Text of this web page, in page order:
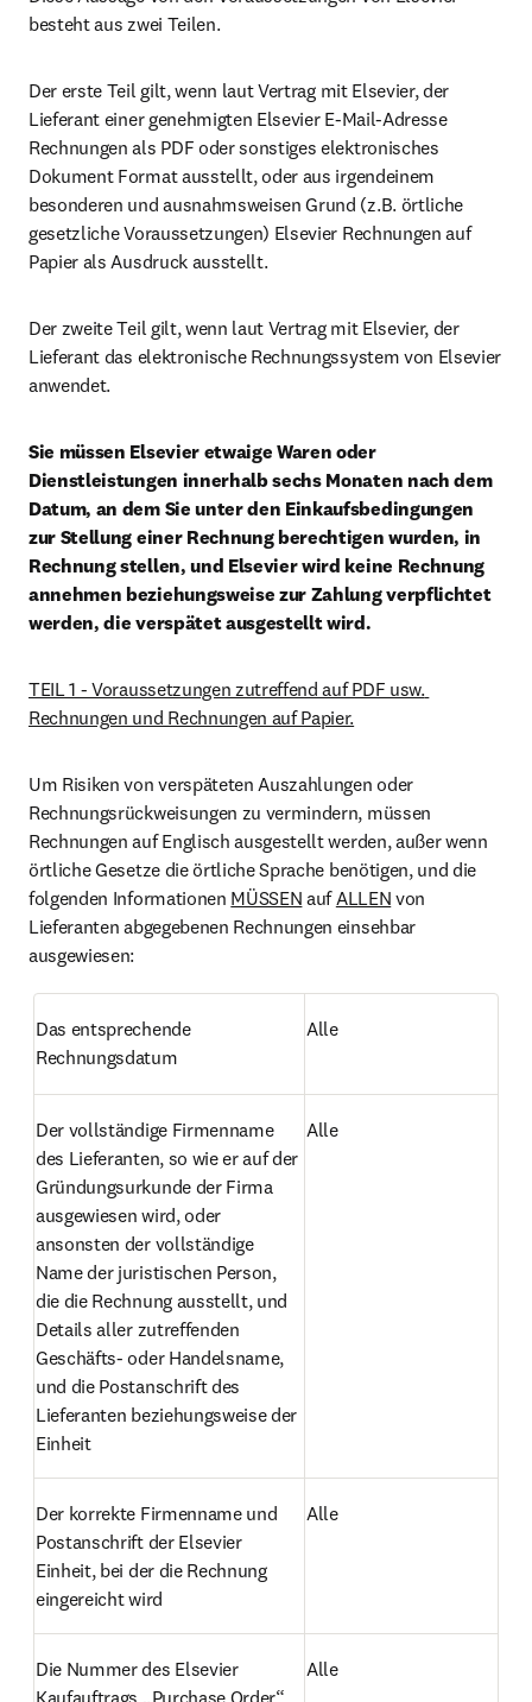
besteht aus zwei Teilen.
Der erste Teil gilt, wenn laut Vertrag mit Elsevier, der
Lieferant einer genehmigten Elsevier E-Mail-Adresse
Rechnungen als PDF oder sonstiges elektronisches
Dokument Format ausstellt, oder aus irgendeinem
besonderen und ausnahmsweisen Grund (z.B. örtliche
gesetzliche Voraussetzungen) Elsevier Rechnungen auf
Papier als Ausdruck ausstellt.
Der zweite Teil gilt, wenn laut Vertrag mit Elsevier, der
Lieferant das elektronische Rechnungssystem von Elsevier
anwendet.
Sie müssen Elsevier etwaige Waren oder
Dienstleistungen innerhalb sechs Monaten nach dem
Datum, an dem Sie unter den Einkaufsbedingungen
zur Stellung einer Rechnung berechtigen wurden, in
Rechnung stellen, und Elsevier wird keine Rechnung
annehmen beziehungsweise zur Zahlung verpflichtet
werden, die verspätet ausgestellt wird.
TEIL 1 - Voraussetzungen zutreffend auf PDF usw.
Rechnungen und Rechnungen auf Papier.
Um Risiken von verspäteten Auszahlungen oder
Rechnungsrückweisungen zu vermindern, müssen
Rechnungen auf Englisch ausgestellt werden, außer wenn
örtliche Gesetze die örtliche Sprache benötigen, und die
folgenden Informationen MÜSSEN auf ALLEN von
Lieferanten abgegebenen Rechnungen einsehbar
ausgewiesen:
Das entsprechende
Rechnungsdatum
Alle
Der vollständige Firmenname
des Lieferanten, so wie er auf der
Gründungsurkunde der Firma
ausgewiesen wird, oder
ansonsten der vollständige
Name der juristischen Person,
die die Rechnung ausstellt, und
Details aller zutreffenden
Geschäfts- oder Handelsname,
und die Postanschrift des
Lieferanten beziehungsweise der
Einheit
Alle
Der korrekte Firmenname und
Postanschrift der Elsevier
Einheit, bei der die Rechnung
eingereicht wird
Alle
Die Nummer des Elsevier
Kaufauftrags „Purchase Order“
Alle